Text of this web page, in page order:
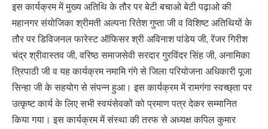
इस कार्यक्रम में मुख्य अतिथि के तौर पर बेटी बचाओ बेटी पढ़ाओ की
महानगर संयोजिका श्रीमती अल्पना रितेश गुप्ता जी व विशिष्ट अतिथियों के
तौर पर डिविजनल फारेस्ट ऑफिसर श्री अविनाश पांडेय जी, रेंजर गिरीश
चंद्र श्रीवास्तव जी, वरिष्ठ समाजसेवी सरदार गुरविंदर सिंह जी, अनामिका
त्रिपाठी जी व यह कार्यक्रम नमामि गंगे से जिला परियोजना अधिकारी पूजा
सिन्हा जी के सहयोग से संपन्न हुआ। इस कार्यक्रम में रामगंगा स्वच्छ्ता पर
उत्कृष्ट कार्य के लिए सभी स्वयंसेवकों को प्रमाण पत्र देकर सम्मानित
किया गया। इस कार्यक्रम में संस्था की तरफ से अध्यक्ष कपिल कुमार